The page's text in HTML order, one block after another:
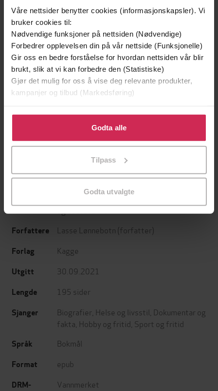
Våre nettsider benytter cookies (informasjonskapsler). Vi
bruker cookies til:
Nødvendige funksjoner på nettsiden (Nødvendige)
Forbedrer opplevelsen din på vår nettside (Funksjonelle)
Gir oss en bedre forståelse for hvordan nettsiden vår blir
brukt, slik at vi kan forbedre den (Statistiske)
Gjør det mulig for oss å vise deg relevante produkter,
kampanjer og tilbud (Markedsføring)
Klikk på «Godta alle» for å gi oss ditt samtykke til å
bruke cookies for alle disse formålene. Du kan også
tilpasse ditt samtykke til spesifikke formål ved å klikke
Godta alle
Tilpass
Godta utvalgte
EBOK EBOK
Tarjei Bø og Johannes Thingnes Bø - rivaler
Forfattere Lasse Lønnebotn (forfatter)
Forlag Kagge
Utgitt 30.09.2021
Lengde 195 sider
Sjanger Biografier Helse og livsstil Dokumentar og
fakta Hobby og fritid Sport og fritid
Språk Bokmål
Format epub
DRM-
Vannmerket